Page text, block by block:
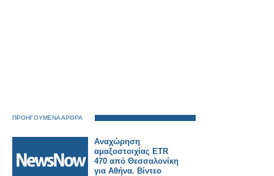
ΠΡΟΗΓΟΥΜΕΝΑ ΑΡΘΡΑ
Αναχώρηση
αμαξοστοιχίας ETR
470 από Θεσσαλονίκη
για Αθήνα. Βίντεο